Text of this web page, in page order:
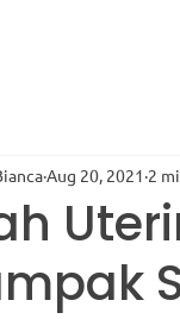
Aug 20, 2021 2